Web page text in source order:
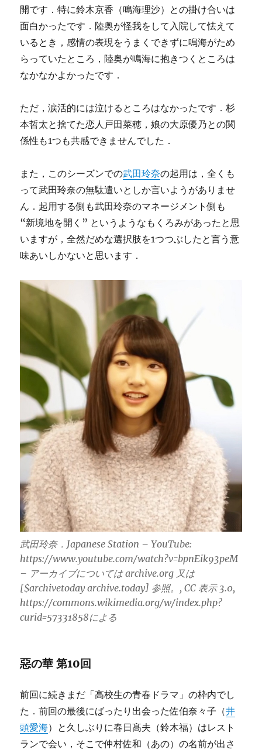
開です．特に鈴木京香（鳴海理沙）との掛け合いは
面白かったです．陸奥が怪我をして入院して怯えて
いるとき，感情の表現をうまくできずに鳴海がため
らっていたところ，陸奥が鳴海に抱きつくところは
なかなかよかったです．
ただ，涙活的には泣けるところはなかったです．杉
本哲太と捨てた恋人戸田菜穂，娘の大原優乃との関
係性も1つも共感できませんでした．
また，このシーズンでの武田玲奈の起用は，全くも
って武田玲奈の無駄遣いとしか言いようがありませ
ん．起用する側も武田玲奈のマネージメント側も
“新境地を開く” というようなもくろみがあったと思
いますが，全然だめな選択肢を1つつぶしたと言う意
味あいしかないと思います．
武田玲奈．Japanese Station – YouTube:
https://www.youtube.com/watch?v=bpnEik93peM
– アーカイブについては archive.org 又は
[$archivetoday archive.today] 参照。, CC 表示 3.0,
https://commons.wikimedia.org/w/index.php?
curid=57331858による
惡の華 第10回
前回に続きまだ「高校生の青春ドラマ」の枠内でし
た．前回の最後にばったり出会った佐伯奈々子（井
頭愛海）と久しぶりに春日髙夫（鈴木福）はレスト
ランで会い，そこで仲村佐和（あの）の名前が出さ